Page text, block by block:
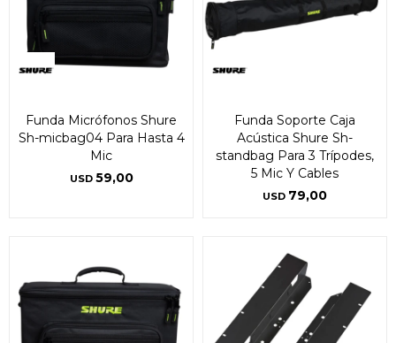
Funda Micrófonos Shure
Sh-micbag04 Para Hasta 4
Mic
USD 59,00
Funda Soporte Caja
Acústica Shure Sh-
standbag Para 3 Trípodes,
5 Mic Y Cables
USD 79,00